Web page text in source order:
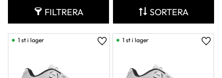
FILTRERA SORTERA
Lägg till i favoriter
1 st i lager 1 st i lager